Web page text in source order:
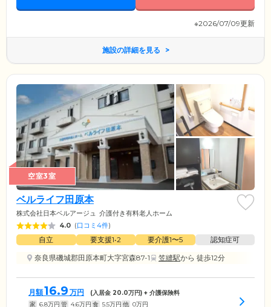
※2026/07/09更新
施設の詳細を見る
空室3室
ベルライフ田原本
株式会社日本ベルアージュ 介護付き有料老人ホーム
4.0 (口コミ4件)
自立 要支援1•2 要介護1〜5
認知症可
奈良県磯城郡田原本町大字宮森87-1
笠縫駅から 徒歩12分
月額16.9 万円 (入居金 20.0万円) + 介護保険料
家 6.8万円 管 4.6万円 食 5.5万円 他 0万円